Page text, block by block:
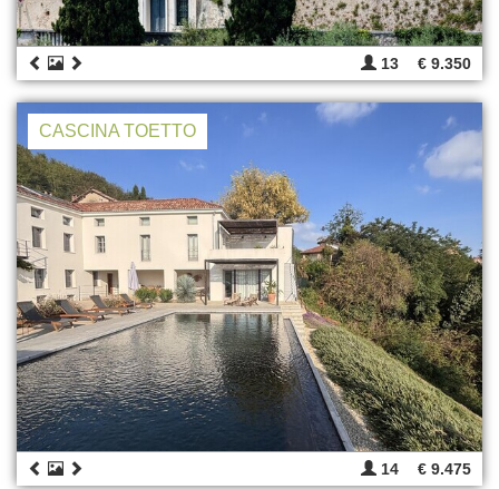
13 € 9.350
CASCINA TOETTO
14 € 9.475